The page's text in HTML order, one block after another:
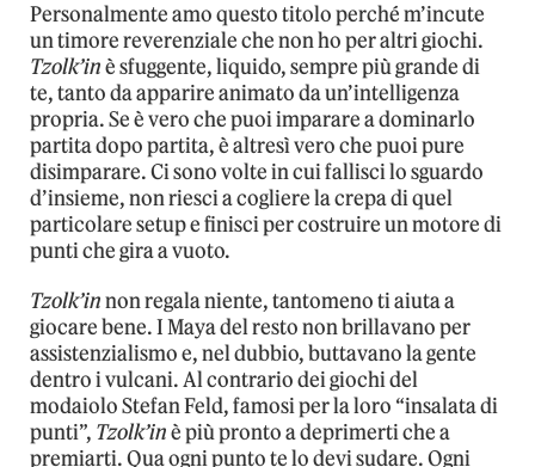
Personalmente amo questo titolo perché m’incute
un timore reverenziale che non ho per altri giochi.
Tzolk’inè sfuggente, liquido, sempre più grande di
te, tanto da apparire animato da un’intelligenza
propria. Se è vero che puoi imparare a dominarlo
partita dopo partita, è altresì vero che puoi pure
disimparare. Ci sono volte in cui fallisci lo sguardo
d’insieme, non riesci a cogliere la crepa di quel
particolare setup e finisci per costruire un motore di
punti che gira a vuoto.
Tzolk’innon regala niente, tantomeno ti aiuta a
giocare bene. I Maya del resto non brillavano per
assistenzialismo e, nel dubbio, buttavano la gente
dentro i vulcani. Al contrario dei giochi del
modaiolo Stefan Feld, famosi per la loro “insalata di
punti”, Tzolk’inè più pronto a deprimerti che a
premiarti. Qua ogni punto te lo devi sudare. Ogni